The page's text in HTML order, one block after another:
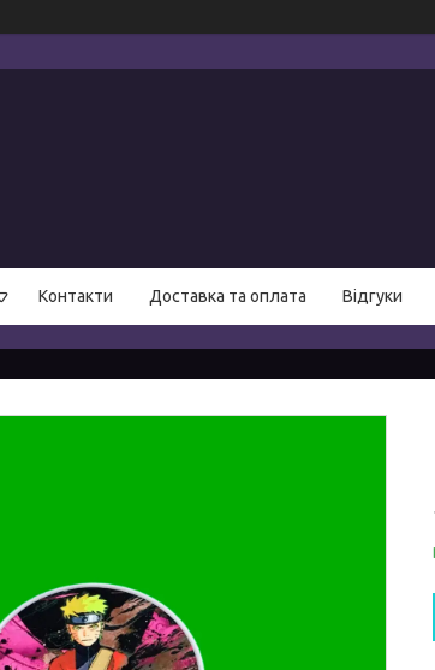
Контакти Доставка та оплата Відгуки